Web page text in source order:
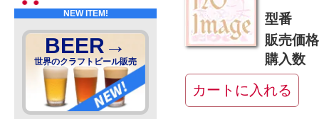
NEW ITEM!
BEER→
世界のクラフトビール販売
型番
販売価格
購入数